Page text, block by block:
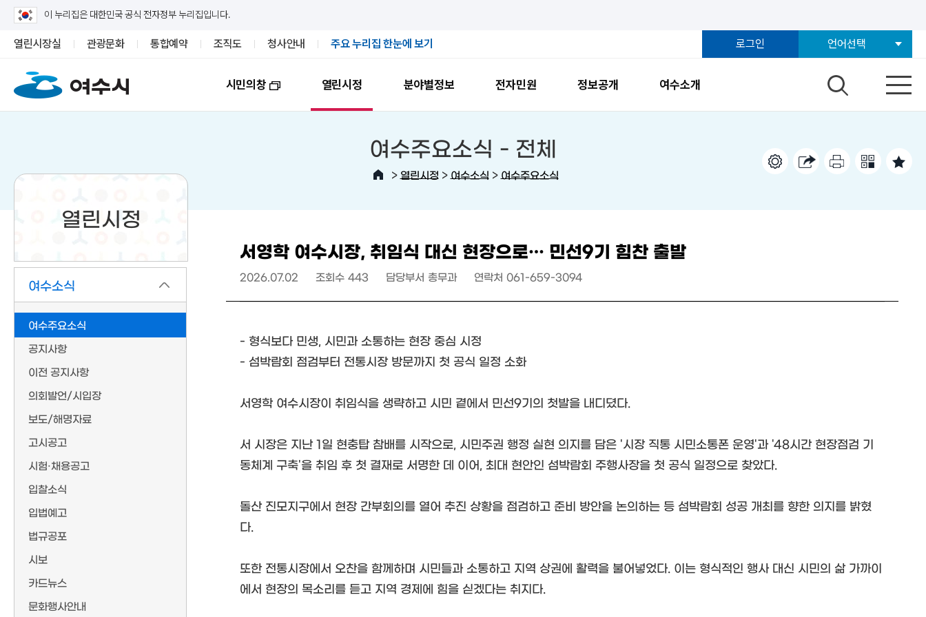
이 누리집은 대한민국 공식 전자정부 누리집입니다.
열린시장실 관광문화 통합예약 조직도 청사안내 주요 누리집 한눈에 보기 로그인 언어선택
시민의창 열린시정 분야별정보 전자민원 정보공개 여수소개
열린시정
여수소식
여수주요소식
공지사항
이전 공지사항
의회발언/시입장
보도/해명자료
고시공고
시험·채용공고
입찰소식
입법예고
법규공포
시보
카드뉴스
문화행사안내
여수주요소식 - 전체
> 열린시정 > 여수소식 > 여수주요소식
서영학 여수시장, 취임식 대신 현장으로… 민선9기 힘찬 출발
2026.07.02 조회수 443 담당부서 총무과 연락처 061-659-3094
- 형식보다 민생, 시민과 소통하는 현장 중심 시정
- 섬박람회 점검부터 전통시장 방문까지 첫 공식 일정 소화
서영학 여수시장이 취임식을 생략하고 시민 곁에서 민선9기의 첫발을 내디뎠다.
서 시장은 지난 1일 현충탑 참배를 시작으로, 시민주권 행정 실현 의지를 담은 '시장 직통 시민소통폰 운영'과 '48시간 현장점검 기
동체계 구축'을 취임 후 첫 결재로 서명한 데 이어, 최대 현안인 섬박람회 주행사장을 첫 공식 일정으로 찾았다.
돌산 진모지구에서 현장 간부회의를 열어 추진 상황을 점검하고 준비 방안을 논의하는 등 섬박람회 성공 개최를 향한 의지를 밝혔
다.
또한 전통시장에서 오찬을 함께하며 시민들과 소통하고 지역 상권에 활력을 불어넣었다. 이는 형식적인 행사 대신 시민의 삶 가까이
에서 현장의 목소리를 듣고 지역 경제에 힘을 싣겠다는 취지다.